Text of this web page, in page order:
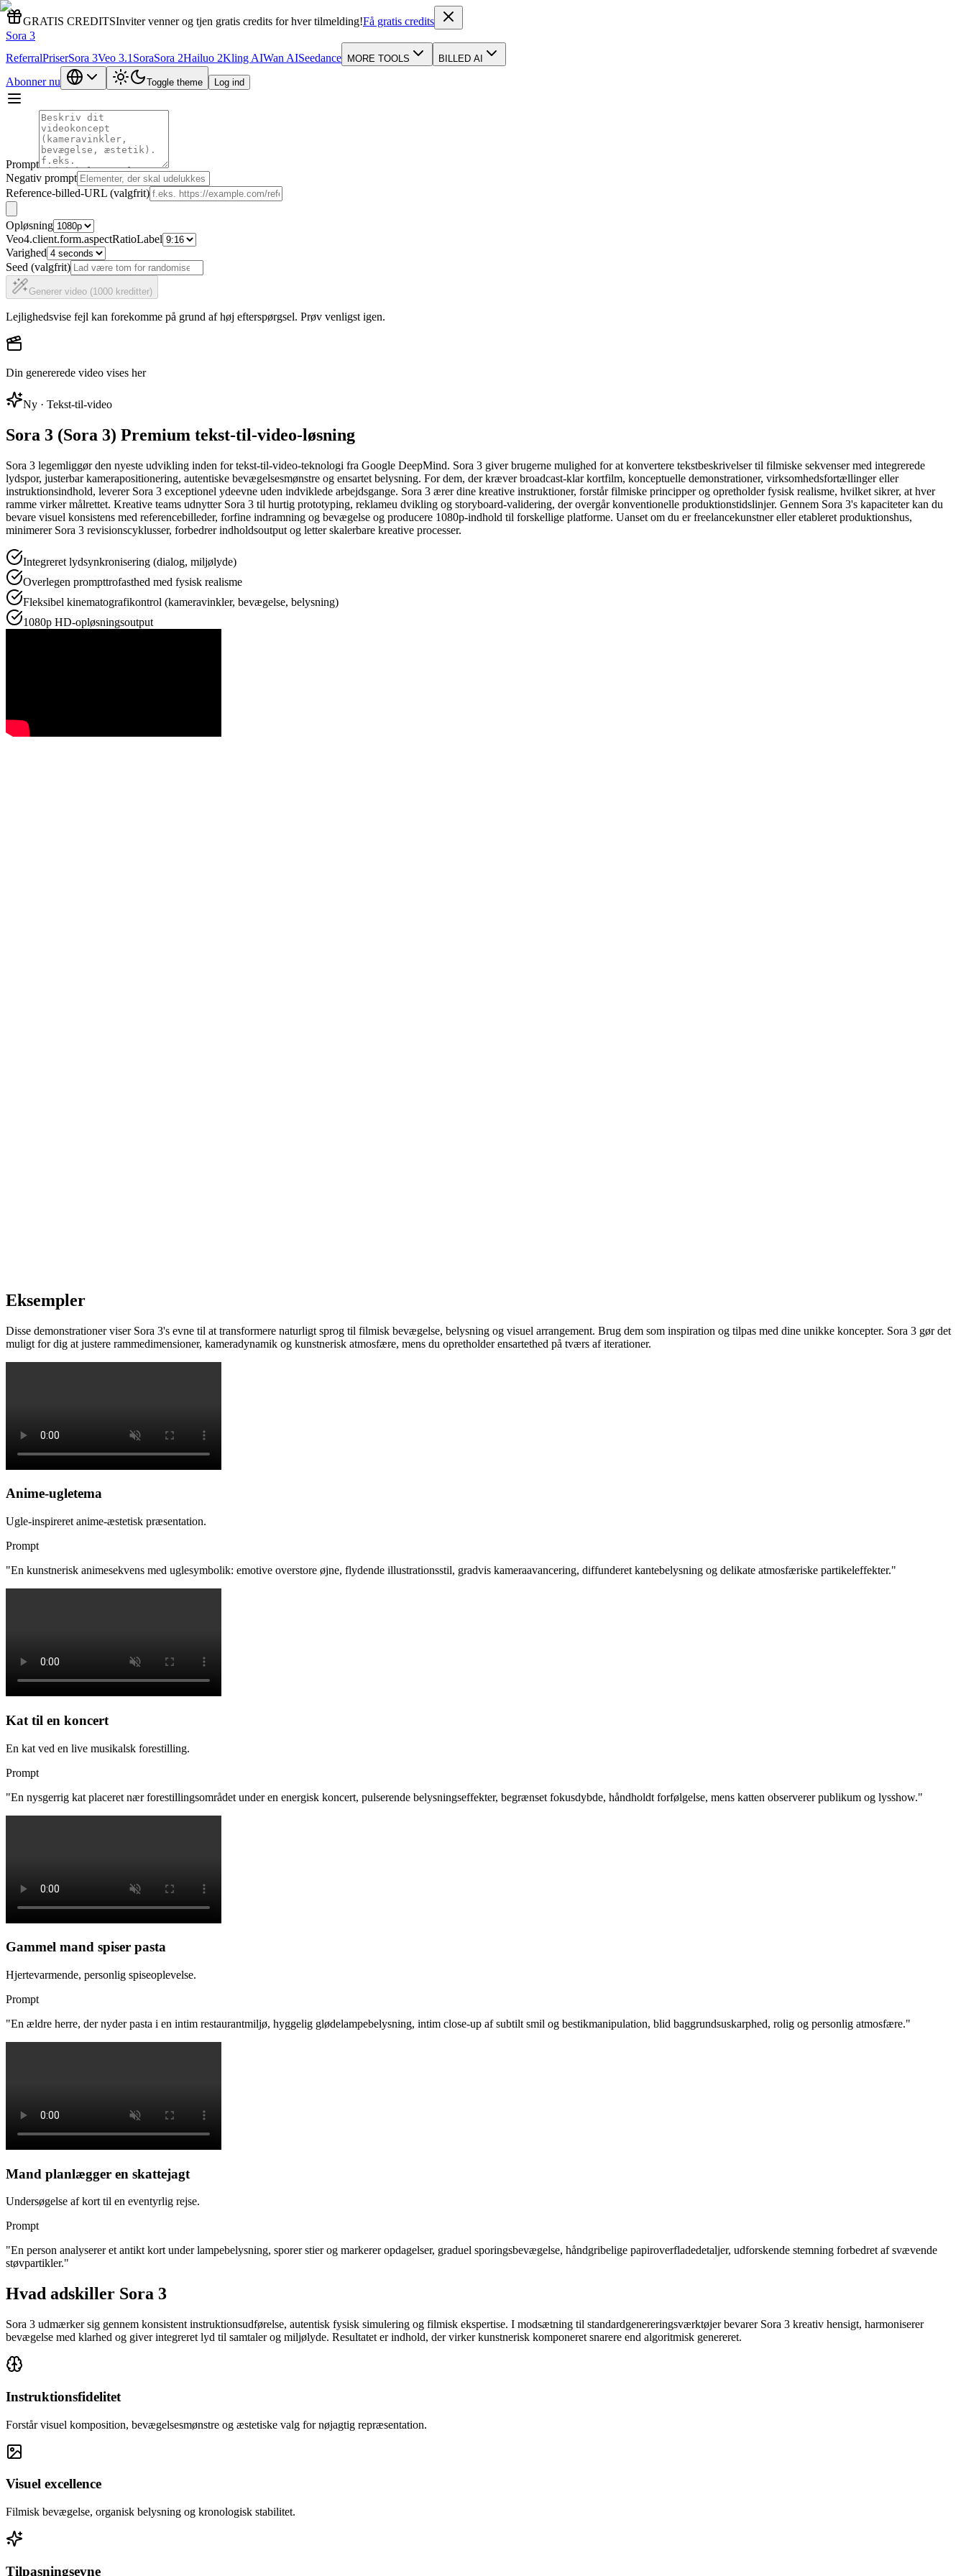
GRATIS CREDITSInviter venner og tjen gratis credits for hver tilmelding!Få gratis credits
Sora 3
ReferralPriserSora 3Veo 3.1 SoraSora 2Hailuo 2Kling AIWan AISeedance MORE TOOLS BILLED AI
Abonner nu Toggle theme Log ind
Prompt
Negativ prompt
Reference-billed-URL (valgfrit)
Opløsning
Veo4.client.form.aspectRatioLabel
Varighed
Seed (valgfrit)
Generer video (1000 kreditter)
Lejlighedsvise fejl kan forekomme på grund af høj efterspørgsel. Prøv venligst igen.
Din genererede video vises her
Ny · Tekst-til-video
Sora 3 (Sora 3) Premium tekst-til-video-løsning
Sora 3 legemliggør den nyeste udvikling inden for tekst-til-video-teknologi fra Google DeepMind. Sora 3 giver brugerne mulighed for at konvertere tekstbeskrivelser til filmiske sekvenser med integrerede
lydspor, justerbar kamerapositionering, autentiske bevægelsesmønstre og ensartet belysning. For dem, der kræver broadcast-klar kortfilm, konceptuelle demonstrationer, virksomhedsfortællinger eller
instruktionsindhold, leverer Sora 3 exceptionel ydeevne uden indviklede arbejdsgange. Sora 3 ærer dine kreative instruktioner, forstår filmiske principper og opretholder fysisk realisme, hvilket sikrer, at hver
ramme virker målrettet. Kreative teams udnytter Sora 3 til hurtig prototyping, reklameu dvikling og storyboard-validering, der overgår konventionelle produktionstidslinjer. Gennem Sora 3's kapaciteter kan du
bevare visuel konsistens med referencebilleder, forfine indramning og bevægelse og producere 1080p-indhold til forskellige platforme. Uanset om du er freelancekunstner eller etableret produktionshus,
minimerer Sora 3 revisionscyklusser, forbedrer indholdsoutput og letter skalerbare kreative processer.
Integreret lydsynkronisering (dialog, miljølyde)
Overlegen prompttrofasthed med fysisk realisme
Fleksibel kinematografikontrol (kameravinkler, bevægelse, belysning)
1080p HD-opløsningsoutput
Eksempler
Disse demonstrationer viser Sora 3's evne til at transformere naturligt sprog til filmisk bevægelse, belysning og visuel arrangement. Brug dem som inspiration og tilpas med dine unikke koncepter. Sora 3 gør det
muligt for dig at justere rammedimensioner, kameradynamik og kunstnerisk atmosfære, mens du opretholder ensartethed på tværs af iterationer.
Anime-ugletema
Ugle-inspireret anime-æstetisk præsentation.
Prompt
"En kunstnerisk animesekvens med uglesymbolik: emotive overstore øjne, flydende illustrationsstil, gradvis kameraavancering, diffunderet kantebelysning og delikate atmosfæriske partikeleffekter."
Kat til en koncert
En kat ved en live musikalsk forestilling.
Prompt
"En nysgerrig kat placeret nær forestillingsområdet under en energisk koncert, pulserende belysningseffekter, begrænset fokusdybde, håndholdt forfølgelse, mens katten observerer publikum og lysshow."
Gammel mand spiser pasta
Hjertevarmende, personlig spiseoplevelse.
Prompt
"En ældre herre, der nyder pasta i en intim restaurantmiljø, hyggelig glødelampebelysning, intim close-up af subtilt smil og bestikmanipulation, blid baggrundsuskarphed, rolig og personlig atmosfære."
Mand planlægger en skattejagt
Undersøgelse af kort til en eventyrlig rejse.
Prompt
"En person analyserer et antikt kort under lampebelysning, sporer stier og markerer opdagelser, graduel sporingsbevægelse, håndgribelige papiroverfladedetaljer, udforskende stemning forbedret af svævende
støvpartikler."
Hvad adskiller Sora 3
Sora 3 udmærker sig gennem konsistent instruktionsudførelse, autentisk fysisk simulering og filmisk ekspertise. I modsætning til standardgenereringsværktøjer bevarer Sora 3 kreativ hensigt, harmoniserer
bevægelse med klarhed og giver integreret lyd til samtaler og miljølyde. Resultatet er indhold, der virker kunstnerisk komponeret snarere end algoritmisk genereret.
Instruktionsfidelitet
Forstår visuel komposition, bevægelsesmønstre og æstetiske valg for nøjagtig repræsentation.
Visuel excellence
Filmisk bevægelse, organisk belysning og kronologisk stabilitet.
Tilpasningsevne